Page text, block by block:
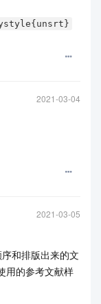
2021-03-04
2021-03-05
和排版出来的文
用的参考文献样